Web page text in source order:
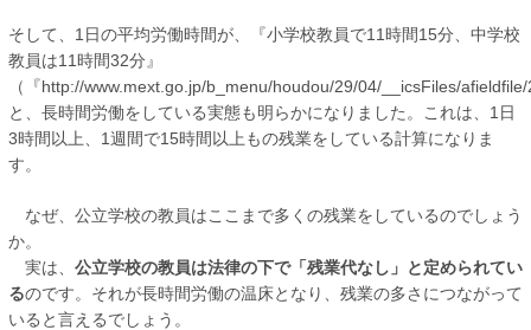
そして、1日の平均労働時間が、『小学校教員で11時間15分、中学校
教員は11時間32分』
（『http://www.mext.go.jp/b_menu/houdou/29/04/__icsFiles/
と、長時間労働をしている実態も明らかになりました。これは、1日
3時間以上、1週間で15時間以上もの残業をしている計算になりま
す。
なぜ、公立学校の教員はここまで多くの残業をしているのでしょう
か。
実は、 公立学校の教員は法律の下で「残業代なし」と定められてい
るのです。それが長時間労働の温床となり、残業の多さにつながって
いると言えるでしょう。